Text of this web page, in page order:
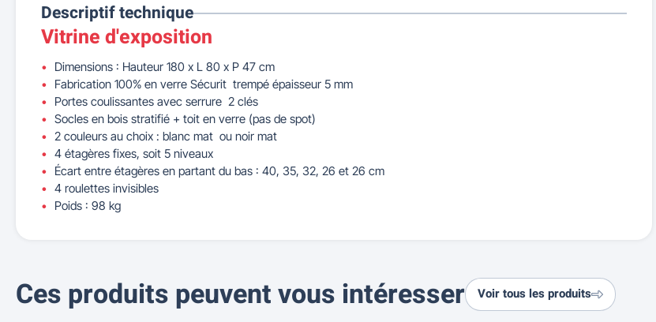
Descriptif technique
Vitrine d'exposition
Dimensions : Hauteur 180 x L 80 x P 47 cm
Fabrication 100% en verre Sécurit trempé épaisseur 5 mm
Portes coulissantes avec serrure 2 clés
Socles en bois stratifié + toit en verre (pas de spot)
2 couleurs au choix : blanc mat ou noir mat
4 étagères fixes, soit 5 niveaux
Écart entre étagères en partant du bas : 40, 35, 32, 26 et 26 cm
4 roulettes invisibles
Poids : 98 kg
Ces produits peuvent vous intéresser Voir tous les produits